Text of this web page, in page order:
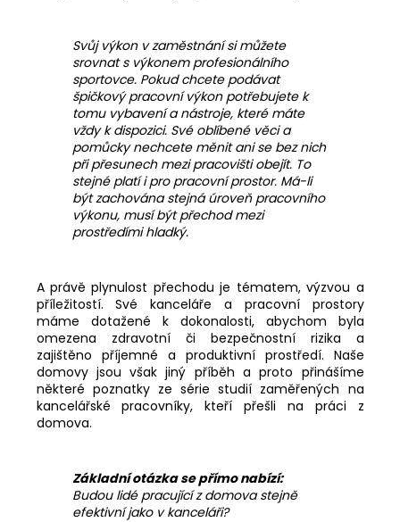
Svůj výkon v zaměstnání si můžete
srovnat s výkonem profesionálního
sportovce. Pokud chcete podávat
špičkový pracovní výkon potřebujete k
tomu vybavení a nástroje, které máte
vždy k dispozici. Své oblíbené věci a
pomůcky nechcete měnit ani se bez nich
při přesunech mezi pracovišti obejít. To
stejné platí i pro pracovní prostor. Má-li
být zachována stejná úroveň pracovního
výkonu, musí být přechod mezi
prostředími hladký.
A právě plynulost přechodu je tématem, výzvou a
příležitostí. Své kanceláře a pracovní prostory
máme dotažené k dokonalosti, abychom byla
omezena zdravotní či bezpečnostní rizika a
zajištěno příjemné a produktivní prostředí. Naše
domovy jsou však jiný příběh a proto přinášíme
některé poznatky ze série studií zaměřených na
kancelářské pracovníky, kteří přešli na práci z
domova.
Základní otázka se přímo nabízí:
Budou lidé pracující z domova stejně
efektivní jako v kanceláři?
ELEKTRICKÁ
STOLOVÁ
PODNOŽ